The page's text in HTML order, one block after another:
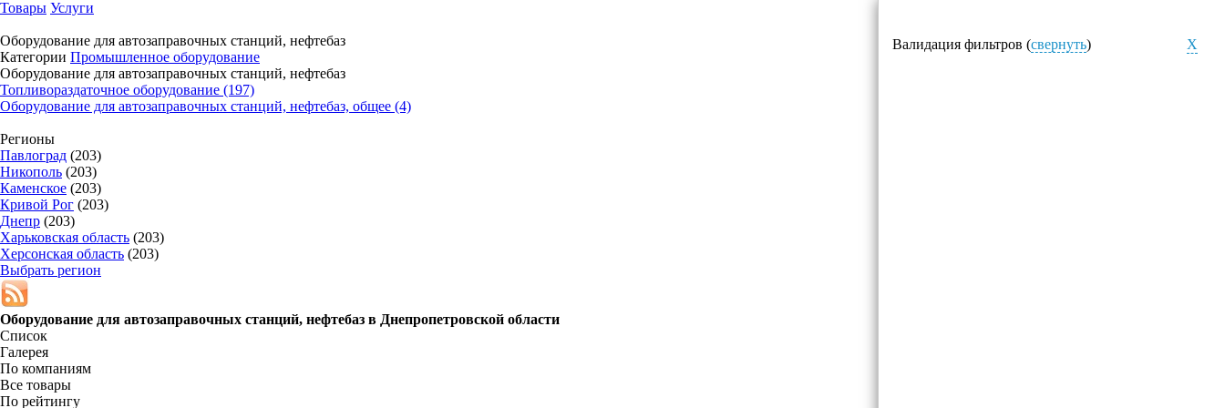
Товары Услуги
Оборудование для автозаправочных станций, нефтебаз Валидация фильтров (свернуть)
X
Категории Промышленное оборудование
Оборудование для автозаправочных станций, нефтебаз
Топливораздаточное оборудование (197)
Оборудование для автозаправочных станций, нефтебаз, общее (4)
Регионы
Павлоград (203)
Никополь (203)
Каменское (203)
Кривой Рог (203)
Днепр (203)
Харьковская область (203)
Херсонская область (203)
Выбрать регион
Оборудование для автозаправочных станций, нефтебаз в Днепропетровской области
Список
Галерея
По компаниям
Все товары
По рейтингу